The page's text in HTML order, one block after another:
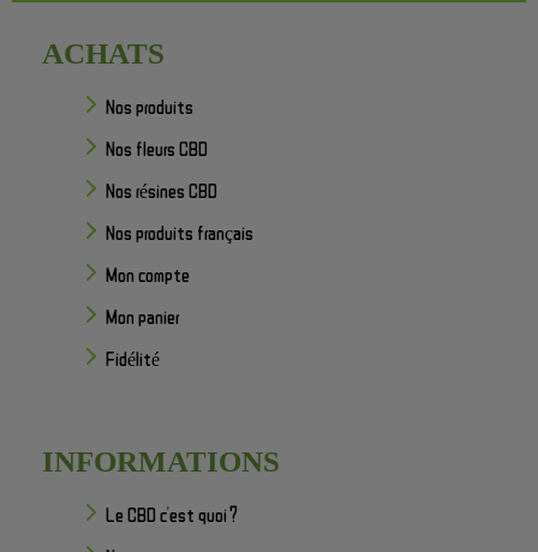
ACHATS
Nos produits
Nos fleurs CBD
Nos résines CBD
Nos produits français
Mon compte
Mon panier
Fidélité
INFORMATIONS
Le CBD c'est quoi ?